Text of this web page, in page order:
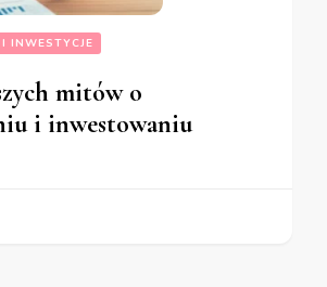
INWESTYCJE
mitów o
i inwestowaniu